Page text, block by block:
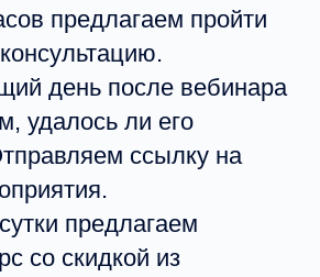
предлагаем пройти
день после вебинара
удалось ли его
ссылку на
предлагаем
со скидкой из